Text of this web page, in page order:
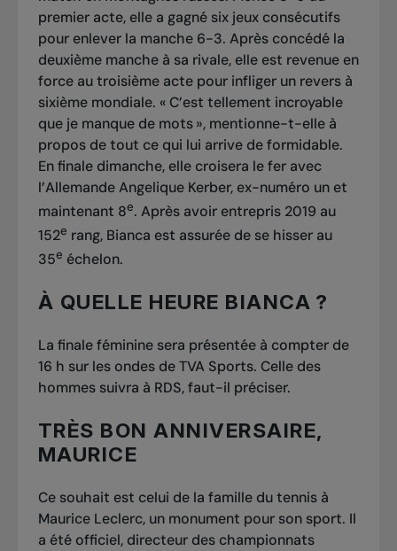
premier acte, elle a gagné six jeux consécutifs
pour enlever la manche 6-3. Après concédé la
deuxième manche à sa rivale, elle est revenue en
force au troisième acte pour infliger un revers à
sixième mondiale. « C’est tellement incroyable
que je manque de mots », mentionne-t-elle à
propos de tout ce qui lui arrive de formidable.
En finale dimanche, elle croisera le fer avec
l’Allemande Angelique Kerber, ex-numéro un et
maintenant 8e. Après avoir entrepris 2019 au
152e rang, Bianca est assurée de se hisser au
35e échelon.
À QUELLE HEURE BIANCA ?
La finale féminine sera présentée à compter de
16 h sur les ondes de TVA Sports. Celle des
hommes suivra à RDS, faut-il préciser.
TRÈS BON ANNIVERSAIRE,
MAURICE
Ce souhait est celui de la famille du tennis à
Maurice Leclerc, un monument pour son sport. Il
a été officiel, directeur des championnats